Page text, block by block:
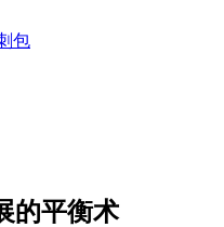
包
的平衡术